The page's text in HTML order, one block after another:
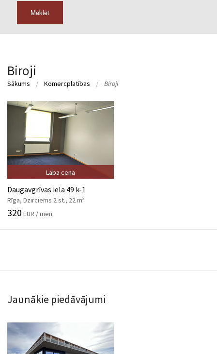
Meklēt
Biroji
Sākums Komercplatības Biroji
Laba cena
Daugavgrīvas iela 49 k-1
Rīga, Dzirciems 2 st., 22 m2
320 EUR / mēn.
Jaunākie piedāvājumi